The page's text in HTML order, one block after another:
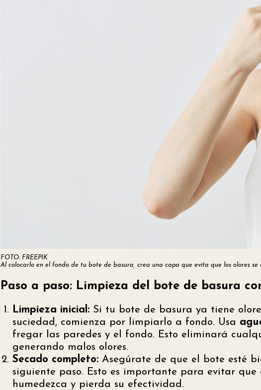
FOTO: FREEPIK
Al colocarlo en el fondo de tu bote de basura, crea una capa que evita que los olores se
Paso a paso: Limpieza del bote de basura
Limpieza inicial: Si tu bote de basura ya tiene
suciedad, comienza por limpiarlo a fondo. Usa
fregar las paredes y el fondo. Esto eliminará
generando malos olores.
Secado completo: Asegúrate de que el bote esté
siguiente paso. Esto es importante para evitar que
humedezca y pierda su efectividad.